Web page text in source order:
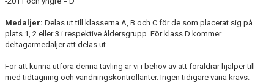
Medaljer: Delas ut till klasserna A, B och C för de som placerat sig på
plats 1, 2 eller 3 i respektive åldersgrupp. För klass D kommer
deltagarmedaljer att delas ut.
För att kunna utföra denna tävling är vi i behov av att föräldrar hjälper till
med tidtagning och vändningskontrollanter. Ingen tidigare vana krävs.